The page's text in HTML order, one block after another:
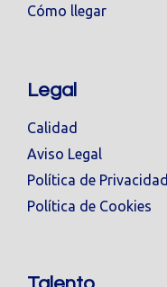
Cómo llegar
Legal
Calidad
Aviso Legal
Política de Privacidad
Política de Cookies